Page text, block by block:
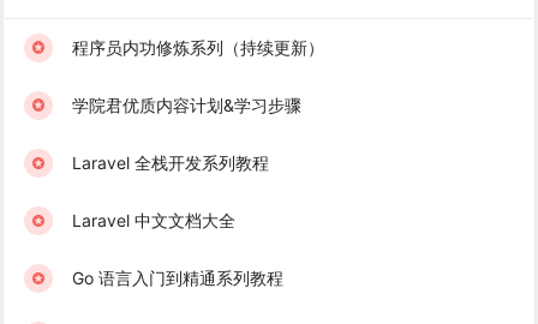
程序员内功修炼系列（持续更新）
学院君优质内容计划&学习步骤
Laravel 全栈开发系列教程
Laravel 中文文档大全
Go 语言入门到精通系列教程